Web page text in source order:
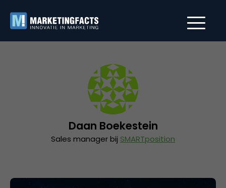
Daan Boekestein
Sales manager bij SMARTposition